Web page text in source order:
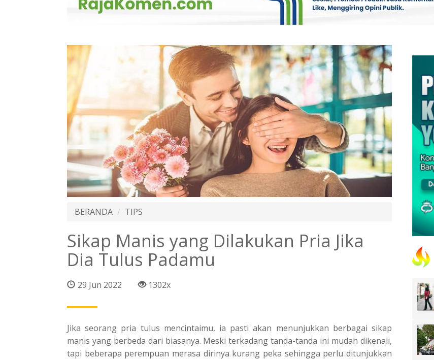
BERANDA TIPS
Sikap Manis yang Dilakukan Pria Jika
Dia Tulus Padamu
29 Jun 2022 1302x
Jika seorang pria tulus mencintaimu, ia pasti akan menunjukkan berbagai sikap
manis yang berbeda dari biasanya. Meski terkadang tanda-tanda ini mudah dikenali,
tapi beberapa perempuan merasa dirinya kurang peka sehingga perlu ditunjukkan